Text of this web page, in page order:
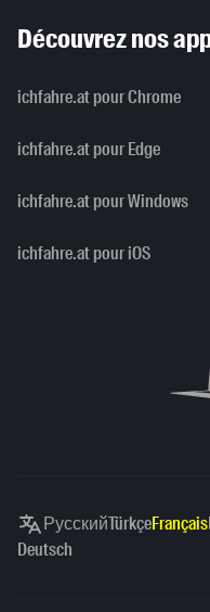
Découvrez nos
ichfahre.at pour Chrome
ichfahre.at pour Edge
ichfahre.at pour Windows
ichfahre.at pour iOS
РусскийTürkçeFrançais
Deutsch